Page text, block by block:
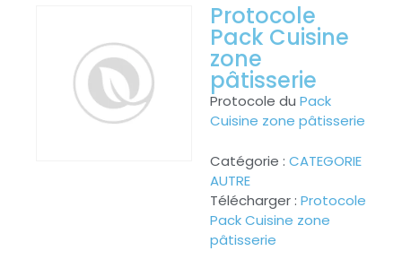
Protocole
Pack Cuisine
zone
pâtisserie
Protocole du Pack
Cuisine zone pâtisserie
Catégorie : CATEGORIE
AUTRE
Télécharger : Protocole
Pack Cuisine zone
pâtisserie